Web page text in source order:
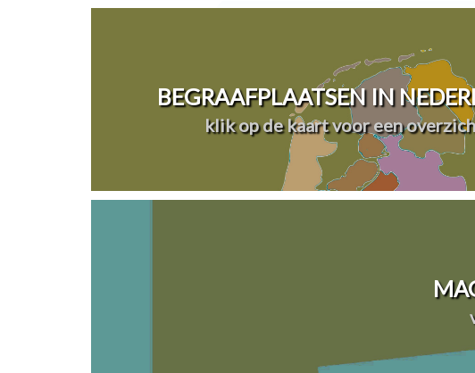
BEGRAAFPLAATSEN IN
klik op de kaart voor een